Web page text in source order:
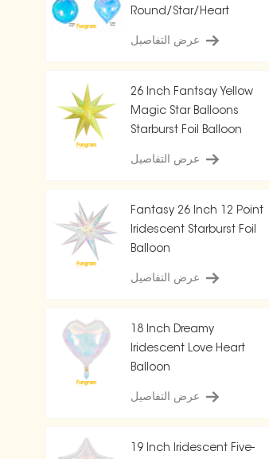
Round/Star/Heart
عرض التفاصيل
26 Inch Fantsay Yellow
Magic Star Balloons
Starburst Foil Balloon
عرض التفاصيل
Fantasy 26 Inch 12 Point
Iridescent Starburst Foil
Balloon
عرض التفاصيل
18 Inch Dreamy
Iridescent Love Heart
Balloon
عرض التفاصيل
19 Inch Iridescent Five-